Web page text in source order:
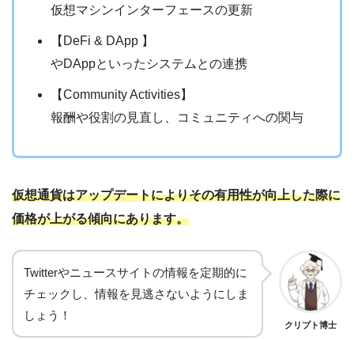
仮想マシンインターフェースの更新
【DeFi & DApp 】
やDAppといったシステムとの連携
【Community Activities】
報酬や役割の見直し、コミュニティへの関与
仮想通貨はアップデートによりその有用性が向上した際に
価格が上がる傾向にあります。
Twitterやニュースサイトの情報を定期的に
チェックし、情報を見逃さないようにしま
しょう！
クリプト博士